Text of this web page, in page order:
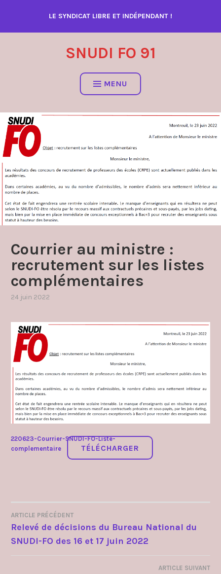
contenu
LE SYNDICAT LIBRE ET INDÉPENDANT !
SNUDI FO 91
MENU
Courrier au ministre :
recrutement sur les listes
complémentaires
24 juin 2022
concours
220623-Courrier-SNUDI-FO-Liste-
complementaire
TÉLÉCHARGER
NAVIGATION
DE
ARTICLE PRÉCÉDENT
Relevé de décisions du Bureau National du
SNUDI-FO des 16 et 17 juin 2022
ARTICLE SUIVANT